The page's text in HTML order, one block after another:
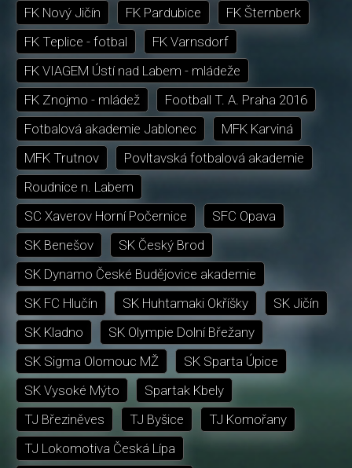
FK Nový Jičín
FK Pardubice
FK Šternberk
FK Teplice - fotbal
FK Varnsdorf
FK VIAGEM Ústí nad Labem - mládeže
FK Znojmo - mládež
Football T. A. Praha 2016
Fotbalová akademie Jablonec
MFK Karviná
MFK Trutnov
Povltavská fotbalová akademie
Roudnice n. Labem
SC Xaverov Horní Počernice
SFC Opava
SK Benešov
SK Český Brod
SK Dynamo České Budějovice akademie
SK FC Hlučín
SK Huhtamaki Okříšky
SK Jičín
SK Kladno
SK Olympie Dolní Břežany
SK Sigma Olomouc MŽ
SK Sparta Úpice
SK Vysoké Mýto
Spartak Kbely
TJ Březiněves
TJ Byšice
TJ Komořany
TJ Lokomotiva Česká Lípa